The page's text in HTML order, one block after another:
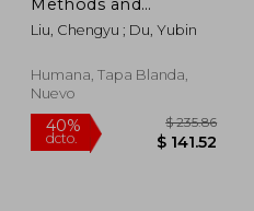
dcto.
Protocols (en Inglés)
Liu, Chengyu ; Du, Yubin
Humana, Tapa Blanda,
Nuevo